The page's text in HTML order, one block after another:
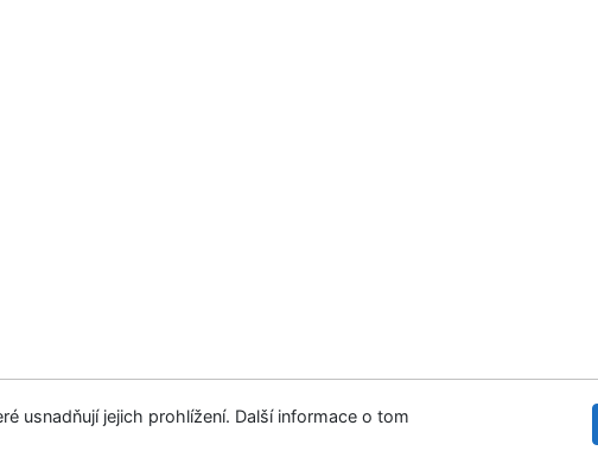
Mapa stránek Přístupnost
Soukromí
usnadňují jejich prohlížení. Další informace o tom